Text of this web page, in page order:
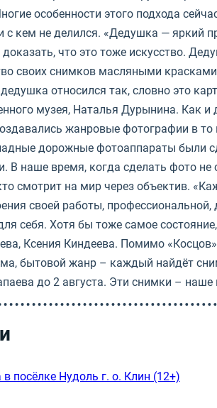
особенности этого подхода
кем не делился. «Дедушка — яркий
что это тоже искусство.
своих снимков масляными
относился так, словно это
музея, Наталья Дурынина. Как
жанровые фотографии в
дорожные фотоаппараты были
В наше время, когда сделать фото
смотрит на мир через объектив.
своей работы,
себя. Хотя бы тоже самое
Ксения Киндеева. Помимо
бытовой жанр – каждый найдёт
до 2 августа. Эти снимки – наше